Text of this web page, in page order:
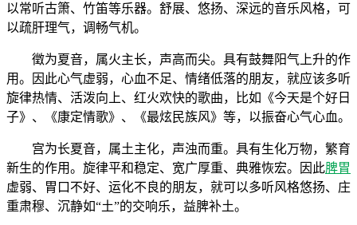
以常听古箫、竹笛等乐器。舒展、悠扬、深远的音乐风格，可
以疏肝理气，调畅气机。
徵为夏音，属火主长，声高而尖。具有鼓舞阳气上升的作
用。因此心气虚弱，心血不足、情绪低落的朋友，就应该多听
旋律热情、活泼向上、红火欢快的歌曲，比如《今天是个好日
子》、《康定情歌》、《最炫民族风》等，以振奋心气心血。
宫为长夏音，属土主化，声浊而重。具有生化万物，繁育
新生的作用。旋律平和稳定、宽广厚重、典雅恢宏。因此脾胃
虚弱、胃口不好、运化不良的朋友，就可以多听风格悠扬、庄
重肃穆、沉静如“土”的交响乐，益脾补土。